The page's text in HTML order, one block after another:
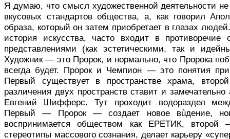
Я думаю, что смысл художественной деятельности
вкусовых стандартов общества, а, как говорил
образа, который он затем приобретает в глазах
история искусства, часто входит в
представлениями (как эстетическими, так и
Художник — это Пророк, и нормально, что Пророка
всегда будет. Пророк и Чемпион — это понятия
Первый существует в пространстве храма,
различения двух пространств ставит и
Евгений Шифферс. Тут проходит водораздел
Первый — Пророк — создает новое вùдение,
воспринимается обществом как ЕРЕТИК,
стереотипы массового сознания, делает карьеру